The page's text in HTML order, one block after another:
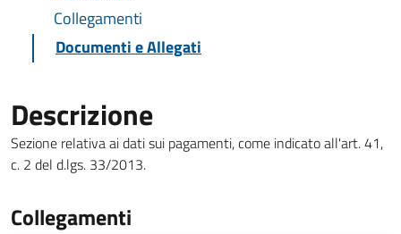
Collegamenti
Documenti e Allegati
Descrizione
Sezione relativa ai dati sui pagamenti, come indicato all'art. 41,
c. 2 del d.lgs. 33/2013.
Collegamenti